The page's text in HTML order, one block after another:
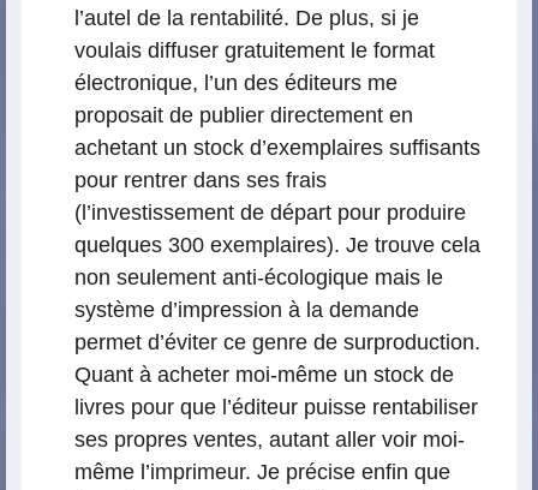
l’autel de la rentabilité. De plus, si je
voulais diffuser gratuitement le format
électronique, l’un des éditeurs me
proposait de publier directement en
achetant un stock d’exemplaires suffisants
pour rentrer dans ses frais
(l’investissement de départ pour produire
quelques 300 exemplaires). Je trouve cela
non seulement anti-écologique mais le
système d’impression à la demande
permet d’éviter ce genre de surproduction.
Quant à acheter moi-même un stock de
livres pour que l’éditeur puisse rentabiliser
ses propres ventes, autant aller voir moi-
même l’imprimeur. Je précise enfin que